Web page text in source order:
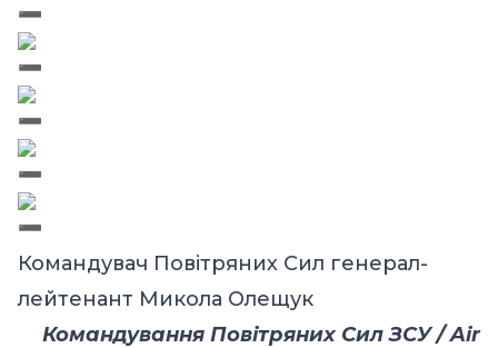
Командувач Повітряних Сил генерал-
лейтенант Микола Олещук
Командування Повітряних Сил ЗСУ / Air